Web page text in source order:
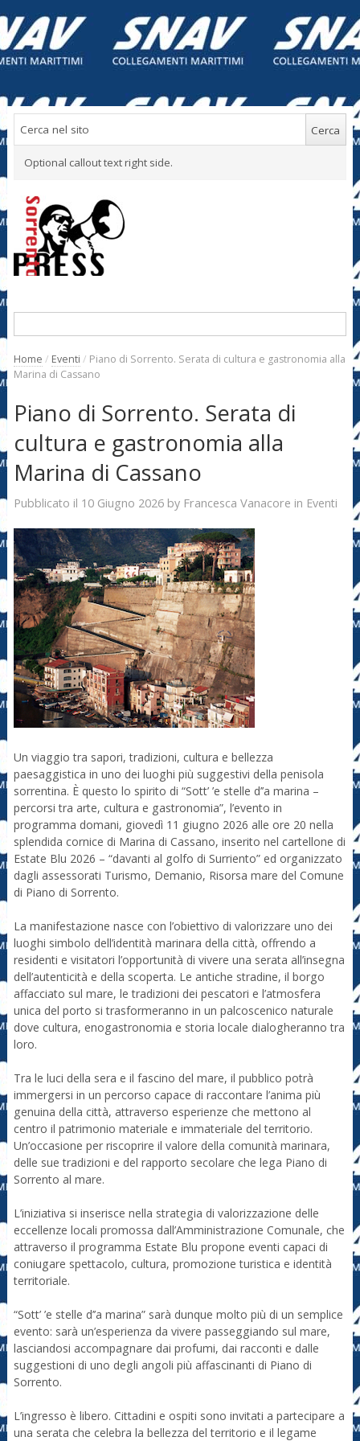
Optional callout text right side.
Home / Eventi / Piano di Sorrento. Serata di cultura e gastronomia alla
Marina di Cassano
Piano di Sorrento. Serata di
cultura e gastronomia alla
Marina di Cassano
Pubblicato il 10 Giugno 2026by Francesca Vanacore in Eventi
Un viaggio tra sapori, tradizioni, cultura e bellezza
paesaggistica in uno dei luoghi più suggestivi della penisola
sorrentina. È questo lo spirito di “Sott’ ’e stelle d’’a marina –
percorsi tra arte, cultura e gastronomia”, l’evento in
programma domani, giovedì 11 giugno 2026 alle ore 20 nella
splendida cornice di Marina di Cassano, inserito nel cartellone di
Estate Blu 2026 – “davanti al golfo di Surriento” ed organizzato
dagli assessorati Turismo, Demanio, Risorsa mare del Comune
di Piano di Sorrento.
La manifestazione nasce con l’obiettivo di valorizzare uno dei
luoghi simbolo dell’identità marinara della città, offrendo a
residenti e visitatori l’opportunità di vivere una serata all’insegna
dell’autenticità e della scoperta. Le antiche stradine, il borgo
affacciato sul mare, le tradizioni dei pescatori e l’atmosfera
unica del porto si trasformeranno in un palcoscenico naturale
dove cultura, enogastronomia e storia locale dialogheranno tra
loro.
Tra le luci della sera e il fascino del mare, il pubblico potrà
immergersi in un percorso capace di raccontare l’anima più
genuina della città, attraverso esperienze che mettono al
centro il patrimonio materiale e immateriale del territorio.
Un’occasione per riscoprire il valore della comunità marinara,
delle sue tradizioni e del rapporto secolare che lega Piano di
Sorrento al mare.
L’iniziativa si inserisce nella strategia di valorizzazione delle
eccellenze locali promossa dall’Amministrazione Comunale, che
attraverso il programma Estate Blu propone eventi capaci di
coniugare spettacolo, cultura, promozione turistica e identità
territoriale.
“Sott’ ’e stelle d’’a marina” sarà dunque molto più di un semplice
evento: sarà un’esperienza da vivere passeggiando sul mare,
lasciandosi accompagnare dai profumi, dai racconti e dalle
suggestioni di uno degli angoli più affascinanti di Piano di
Sorrento.
L’ingresso è libero. Cittadini e ospiti sono invitati a partecipare a
una serata che celebra la bellezza del territorio e il legame